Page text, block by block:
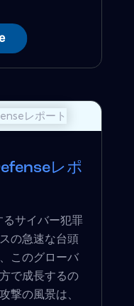
レポ
るサイバー犯罪
の急速な台頭
このグローバ
で成長するの
撃の風景は、